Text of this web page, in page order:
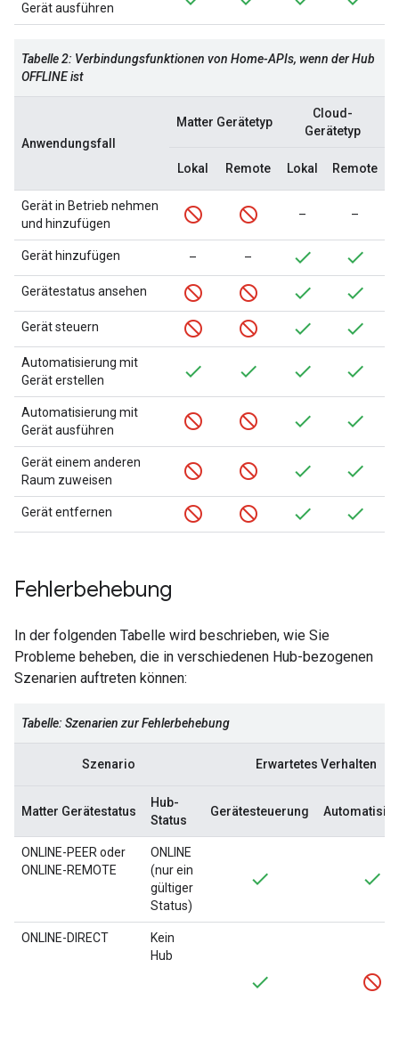
Gerät ausführen
Tabelle 2: Verbindungsfunktionen von Home-APIs, wenn der Hub
OFFLINE ist
Anwendungsfall
Matter Gerätetyp
Cloud-
Gerätetyp
Lokal Remote Lokal Remote
Gerät in Betrieb nehmen
und hinzufügen
– –
Gerät hinzufügen – –
Gerätestatus ansehen
Gerät steuern
Automatisierung mit
Gerät erstellen
Automatisierung mit
Gerät ausführen
Gerät einem anderen
Raum zuweisen
Gerät entfernen
Fehlerbehebung
In der folgenden Tabelle wird beschrieben, wie Sie
Probleme beheben, die in verschiedenen Hub-bezogenen
Szenarien auftreten können:
Tabelle: Szenarien zur Fehlerbehebung
Szenario Erwartetes Verhalten
Matter Gerätestatus
Hub-
Status
Gerätesteuerung
ONLINE-PEER oder
ONLINE-REMOTE
ONLINE
(nur ein
gültiger
Status)
ONLINE-DIRECT
Kein
Hub